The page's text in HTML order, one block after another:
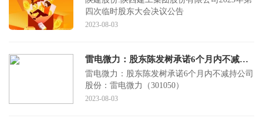
四次临时股东大会决议公告
2023-08-03
雷电微力：股东陈发树承诺6个月内不减持公司股份
雷电微力：股东陈发树承诺6个月内不减持公司
股份：雷电微力（301050）
2023-08-03